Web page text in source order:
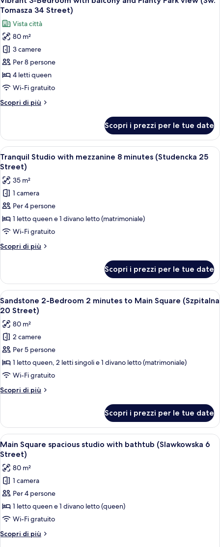
Street)
the
Park
(Sw.
Tomasza
34
Street)
tutte
le
foto
per
Vibrant
3-
Bedroom
with
and
view
(Sw.
Tomasza
34
Street)
Tomasza 34 Street)
Vista città
80 m²
3 camere
Per 8 persone
4 letti queen
Wi-Fi gratuito
Scopri di più
Altri
3-
Bedroom
with
balcony
Planty
Park
view
(Sw.
Tomasza
Street)
Scopri i prezzi per le tue date
Apri
tutte
le
foto
per
Tranquil
Studio
with
mezzanine
8
(Studencka
25
Street)
Una camera da letto moderna con
40
Tranquil Studio with mezzanine 8 minutes (Studencka 25
Street)
35 m²
1 camera
Per 4 persone
1 letto queen e 1 divano letto (matrimoniale)
Wi-Fi gratuito
Scopri di più
Altri
Studio
with
mezzanine
8
(Studencka
25
Street)
Scopri i prezzi per le tue date
Apri
tutte
le
foto
per
Sandstone
2-
Bedroom
2
minutes
Main
Square
(Szpitalna
20
Street)
Una camera d'albergo moderna
50
Sandstone 2-Bedroom 2 minutes to Main Square (Szpitalna
20 Street)
80 m²
2 camere
Per 5 persone
1 letto queen, 2 letti singoli e 1 divano letto (matrimoniale)
Wi-Fi gratuito
Scopri di più
Altri
2-
Bedroom
2
minutes
Main
Square
(Szpitalna
20
Street)
Scopri i prezzi per le tue date
Apri
tutte
le
foto
per
Main
Square
spacious
studio
with
Una cucina moderna con mobili in
1
Main Square spacious studio with bathtub (Slawkowska 6
Street)
80 m²
1 camera
Per 4 persone
1 letto queen e 1 divano letto (queen)
Wi-Fi gratuito
Scopri di più
Altri